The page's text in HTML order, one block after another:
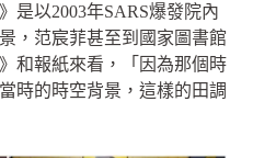
是以2003年SARS爆發院內
，范宸菲甚至到國家圖書館
和報紙來看，「因為那個時
時的時空背景，這樣的田調